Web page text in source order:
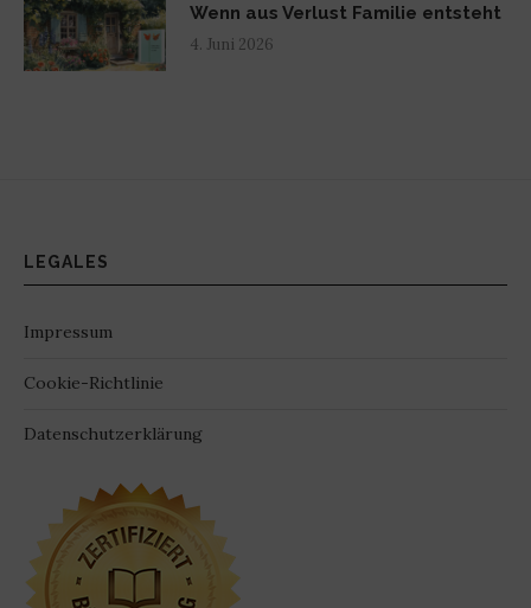
Wenn aus Verlust Familie entsteht
4. Juni 2026
LEGALES
Impressum
Cookie-Richtlinie
Datenschutzerklärung